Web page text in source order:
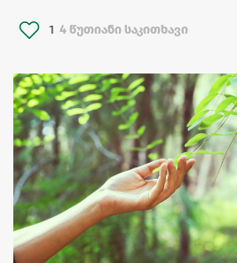
1 4 წუთიანი საკითხავი